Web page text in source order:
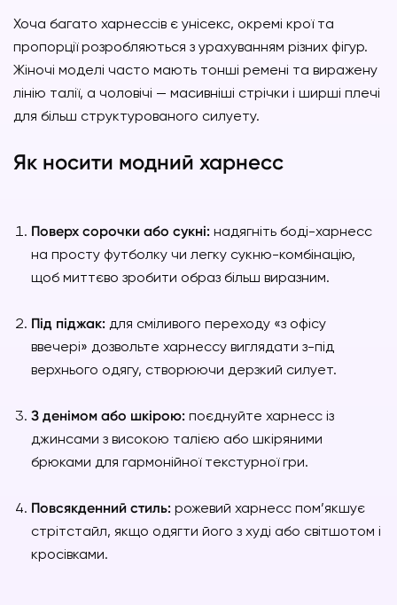
Хоча багато харнессів є унісекс, окремі крої та
пропорції розробляються з урахуванням різних фігур.
Жіночі моделі часто мають тонші ремені та виражену
лінію талії, а чоловічі — масивніші стрічки і ширші плечі
для більш структурованого силуету.
Як носити модний харнесс
Поверх сорочки або сукні: надягніть боді-харнесс
на просту футболку чи легку сукню-комбінацію,
щоб миттєво зробити образ більш виразним.
Під піджак: для сміливого переходу «з офісу
ввечері» дозвольте харнессу виглядати з-під
верхнього одягу, створюючи дерзкий силует.
З денімом або шкірою: поєднуйте харнесс із
джинсами з високою талією або шкіряними
брюками для гармонійної текстурної гри.
Повсякденний стиль: рожевий харнесс пом’якшує
стрітстайл, якщо одягти його з худі або світшотом і
кросівками.